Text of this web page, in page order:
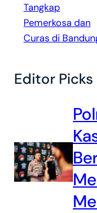
Tangkap
Pemerkosa dan
Curas di
Editor Picks